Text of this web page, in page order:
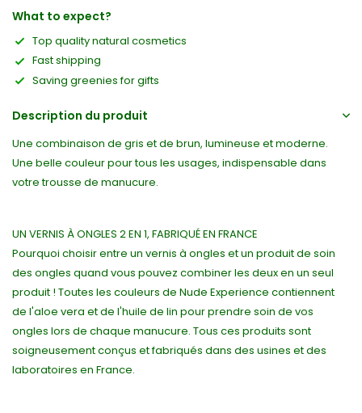
What to expect?
Top quality natural cosmetics
Fast shipping
Saving greenies for gifts
Description du produit
Une combinaison de gris et de brun, lumineuse et moderne.
Une belle couleur pour tous les usages, indispensable dans
votre trousse de manucure.
UN VERNIS À ONGLES 2 EN 1, FABRIQUÉ EN FRANCE
Pourquoi choisir entre un vernis à ongles et un produit de soin
des ongles quand vous pouvez combiner les deux en un seul
produit ! Toutes les couleurs de Nude Experience contiennent
de l'aloe vera et de l'huile de lin pour prendre soin de vos
ongles lors de chaque manucure. Tous ces produits sont
soigneusement conçus et fabriqués dans des usines et des
laboratoires en France.